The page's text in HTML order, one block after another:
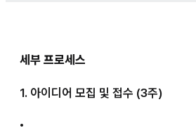
세부 프로세스
1. 아이디어 모집 및 접수 (3주)